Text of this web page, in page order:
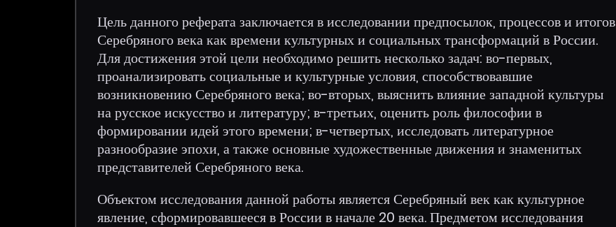
Цель данного реферата заключается в исследовании предпосылок, процессов и итогов
Серебряного века как времени культурных и социальных трансформаций в России.
Для достижения этой цели необходимо решить несколько задач: во-первых,
проанализировать социальные и культурные условия, способствовавшие
возникновению Серебряного века; во-вторых, выяснить влияние западной культуры
на русское искусство и литературу; в-третьих, оценить роль философии в
формировании идей этого времени; в-четвертых, исследовать литературное
разнообразие эпохи, а также основные художественные движения и знаменитых
представителей Серебряного века.
Объектом исследования данной работы является Серебряный век как культурное
явление, сформировавшееся в России в начале 20 века. Предметом исследования